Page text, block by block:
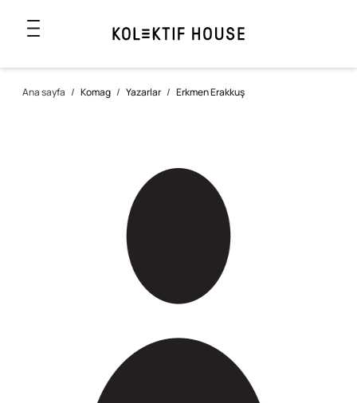
Ana sayfa / Komag / Yazarlar / Erkmen Erakkuş